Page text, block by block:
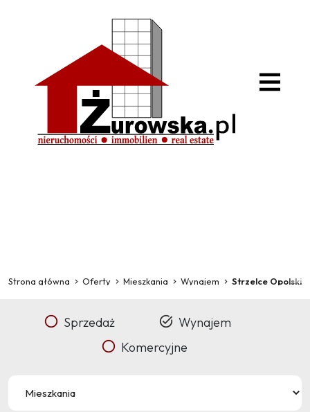
Strona główna Oferty Mieszkania Wynajem Strzelce Opolskie
Sprzedaż
Wynajem
Komercyjne